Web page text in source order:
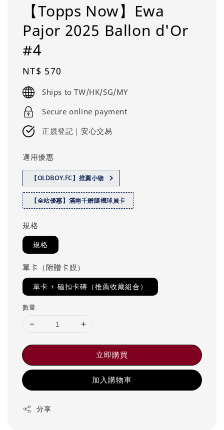
【Topps Now】Ewa
Pajor 2025 Ballon d'Or
#4
Regular
price
NT$ 570
Ships to TW/HK/SG/MY
Secure online payment
正規登記｜安心交易
適用優惠
【OLDBOY.FC】推薦小物
【全站優惠】滿兩千贈隨機球員卡
規格
規格
單卡（附贈卡膜）
單卡 + 磁扣卡磚（推薦收藏組合）
數量
立即購買
加入購物車
分享